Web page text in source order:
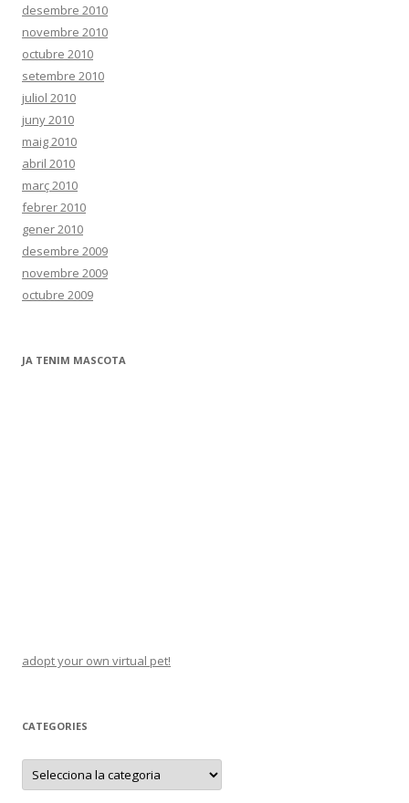
desembre 2010
novembre 2010
octubre 2010
setembre 2010
juliol 2010
juny 2010
maig 2010
abril 2010
març 2010
febrer 2010
gener 2010
desembre 2009
novembre 2009
octubre 2009
JA TENIM MASCOTA
adopt your own virtual pet!
CATEGORIES
C
t